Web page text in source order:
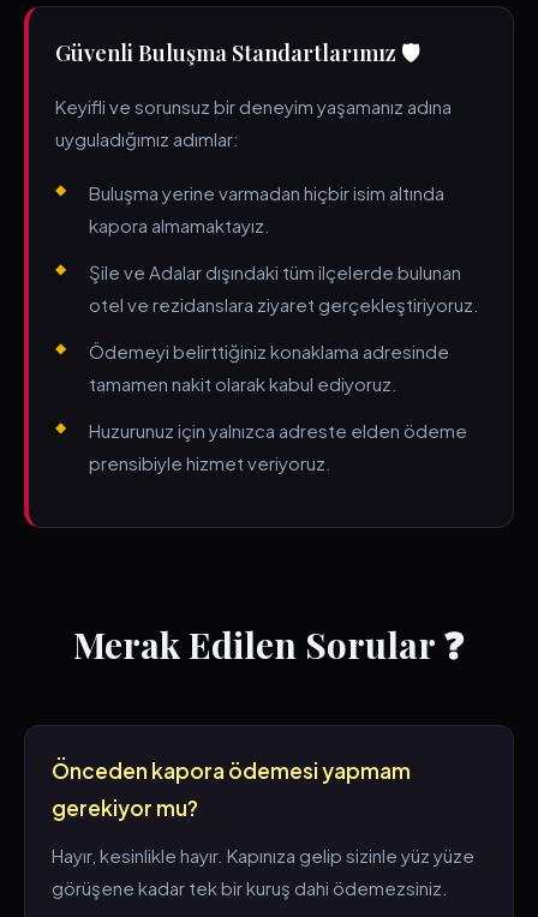
Güvenli Buluşma Standartlarımız 🛡️
Keyifli ve sorunsuz bir deneyim yaşamanız adına
uyguladığımız adımlar:
Buluşma yerine varmadan hiçbir isim altında
kapora almamaktayız.
Şile ve Adalar dışındaki tüm ilçelerde bulunan
otel ve rezidanslara ziyaret gerçekleştiriyoruz.
Ödemeyi belirttiğiniz konaklama adresinde
tamamen nakit olarak kabul ediyoruz.
Huzurunuz için yalnızca adreste elden ödeme
prensibiyle hizmet veriyoruz.
Merak Edilen Sorular ❓
Önceden kapora ödemesi yapmam
gerekiyor mu?
Hayır, kesinlikle hayır. Kapınıza gelip sizinle yüz yüze
görüşene kadar tek bir kuruş dahi ödemezsiniz.